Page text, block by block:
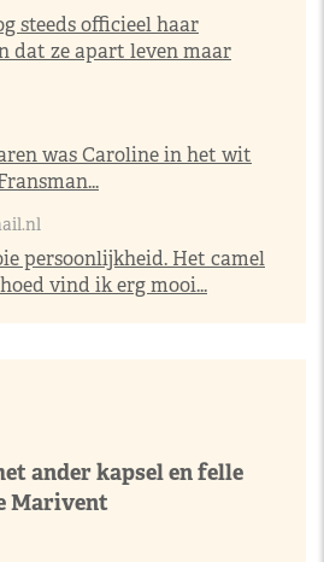
steeds officieel haar
dat ze apart leven maar
was Caroline in het wit
persoonlijkheid. Het camel
vind ik erg mooi...
ander kapsel en felle
Marivent